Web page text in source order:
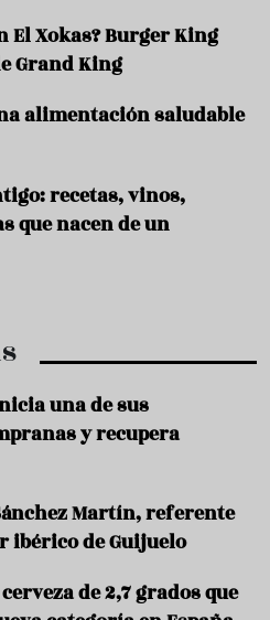
El Xokas? Burger King
Grand King
alimentación saludable
recetas, vinos,
que nacen de un
una de sus
y recupera
Martín, referente
ibérico de Guijuelo
de 2,7 grados que